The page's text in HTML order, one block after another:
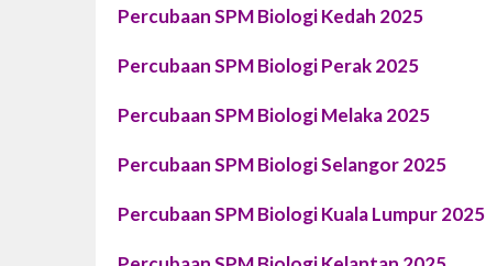
Percubaan SPMBiologi Kedah 2025
Percubaan SPMBiologi Perak2025
Percubaan SPM Biologi Melaka 2025
Percubaan SPM Biologi Selangor 2025
Percubaan SPM Biologi Kuala Lumpur 2025